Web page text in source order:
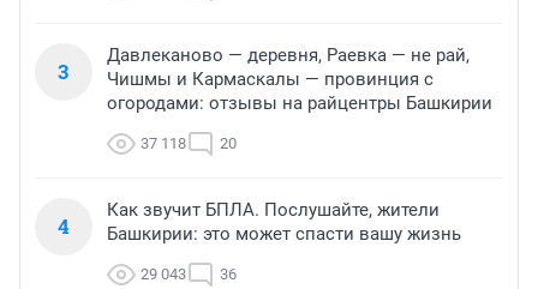
3
Давлеканово — деревня, Раевка — не рай,
Чишмы и Кармаскалы — провинция с
огородами: отзывы на райцентры Башкирии
37 118 20
4
Как звучит БПЛА. Послушайте, жители
Башкирии: это может спасти вашу жизнь
29 043 36